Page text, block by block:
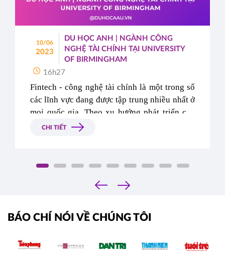
10/06
2023
DU HỌC ANH | NGÀNH CÔNG
NGHỆ TÀI CHÍNH TẠI UNIVERSITY
OF BIRMINGHAM
16h27
Fintech - công nghệ tài chính là một trong số
các lĩnh vực đang được tập trung nhiều nhất ở
mọi quốc gia. Theo xu hướng phát triển của
ngành công nghiệp 4.0, hàng loạt công ty, xí
về lĩnh vực này.
CHI TIẾT
‹
›
BÁO CHÍ NÓI VỀ CHÚNG TÔI